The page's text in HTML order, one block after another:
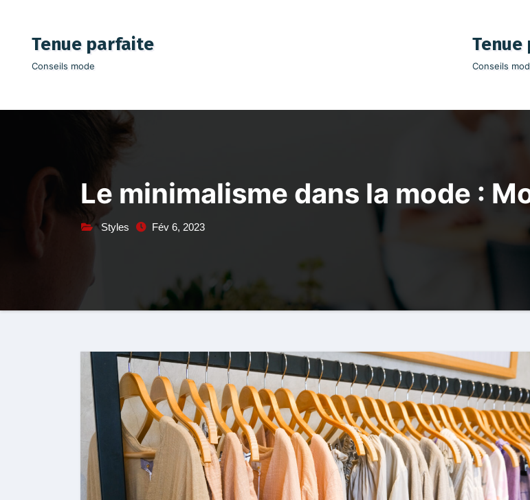
contenuTenue parfaite
Conseils mode Conseils
Le minimalisme dans la mode :
Styles Fév 6, 2023